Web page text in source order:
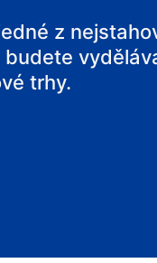
z
trhy.